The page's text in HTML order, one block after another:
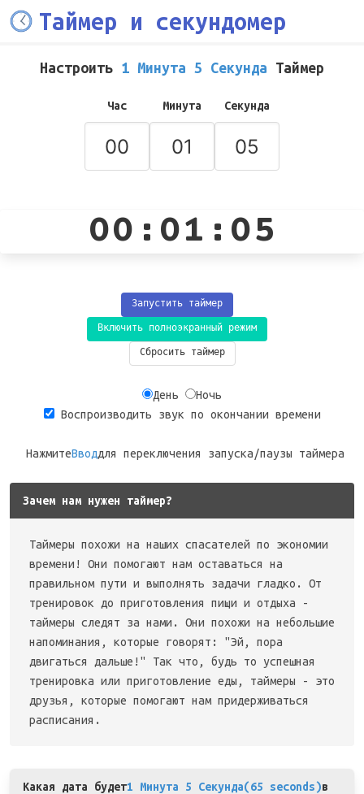
Таймер и секундомер
Настроить 1 Минута 5 Секунда Таймер
Час Минута Секунда
00:01:05
Запустить таймер
Включить полноэкранный режим
Сбросить таймер
День
Ночь
Воспроизводить звук по окончании времени
НажмитеВводдля переключения запуска/паузы таймера
Зачем нам нужен таймер?
Таймеры похожи на наших спасателей по экономии
времени! Они помогают нам оставаться на
правильном пути и выполнять задачи гладко. От
тренировок до приготовления пищи и отдыха -
таймеры следят за нами. Они похожи на небольшие
напоминания, которые говорят: "Эй, пора
двигаться дальше!" Так что, будь то успешная
тренировка или приготовление еды, таймеры - это
друзья, которые помогают нам придерживаться
расписания.
Какая дата будет1 Минута 5 Секунда(65 seconds)в